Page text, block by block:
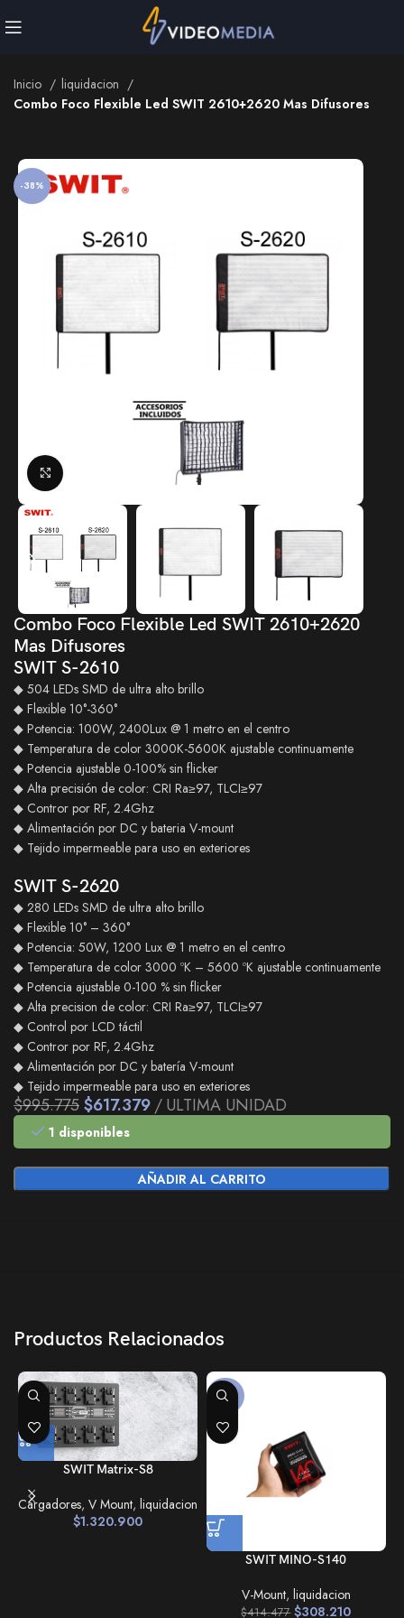
Combo Foco Flexible Led SWIT 2610+2620 Mas Difusores
Inicio
liquidacion
Combo Foco Flexible Led SWIT 2610+2620 Mas Difusores
-38%
Combo Foco Flexible Led SWIT 2610+2620
Mas Difusores
SWIT S-2610
◆ 504 LEDs SMD de ultra alto brillo
◆ Flexible 10°-360°
◆ Potencia: 100W, 2400Lux @ 1 metro en el centro
◆ Temperatura de color 3000K-5600K ajustable continuamente
◆ Potencia ajustable 0-100% sin flicker
◆ Alta precisión de color: CRI Ra≥97, TLCI≥97
◆ Contror por RF, 2.4Ghz
◆ Alimentación por DC y bateria V-mount
◆ Tejido impermeable para uso en exteriores
SWIT S-2620
◆ 280 LEDs SMD de ultra alto brillo
◆ Flexible 10° – 360°
◆ Potencia: 50W, 1200 Lux @ 1 metro en el centro
◆ Temperatura de color 3000 ºK – 5600 ºK ajustable continuamente
◆ Potencia ajustable 0-100 % sin flicker
◆ Alta precision de color: CRI Ra≥97, TLCI≥97
◆ Control por LCD táctil
◆ Contror por RF, 2.4Ghz
◆ Alimentación por DC y batería V-mount
◆ Tejido impermeable para uso en exteriores
$995.775$617.379 ULTIMA UNIDAD
1 disponibles
AÑADIR AL CARRITO
Productos Relacionados
SWIT Matrix-S8
Cargadores,V Mount,liquidacion
$1.320.900
-26%
SWIT MINO-S140
V-Mount, liquidacion
$414.477 $308.210